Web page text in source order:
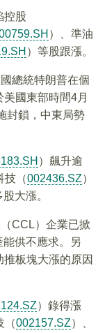
控股
）、準油
）等股跟漲。
總統特朗普在個
國東部時間4月
封鎖，中東局勢
）飆升逾
技（002436.SZ）
大漲。
CCL）企業已掀
供不應求。另
板塊大漲的原因
）錄得漲
（002157.SZ）、